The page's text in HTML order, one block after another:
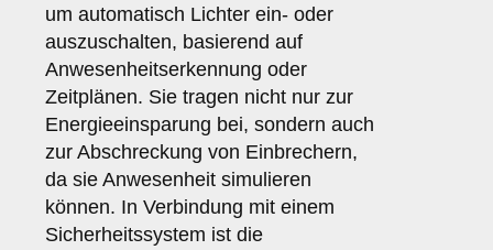
um automatisch Lichter ein- oder
auszuschalten, basierend auf
Anwesenheitserkennung oder
Zeitplänen. Sie tragen nicht nur zur
Energieeinsparung bei, sondern auch
zur Abschreckung von Einbrechern,
da sie Anwesenheit simulieren
können. In Verbindung mit einem
Sicherheitssystem ist die